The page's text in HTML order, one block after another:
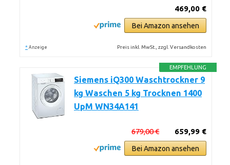
469,00 €
Bei Amazon ansehen
* Anzeige Preis inkl. MwSt., zzgl. Versandkosten
EMPFEHLUNG
Siemens iQ300 Waschtrockner 9
kg Waschen 5 kg Trocknen 1400
UpM WN34A141
659,99 €
679,00 €
Bei Amazon ansehen